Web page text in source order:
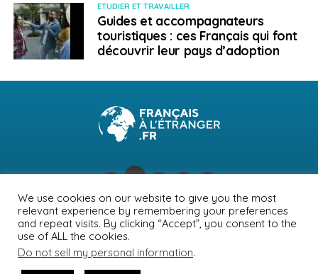
ETUDIER ET TRAVAILLER
Guides et accompagnateurs
touristiques : ces Français qui font
découvrir leur pays d’adoption
NEWSLETTER PUBLICITÉ CONTACTS
MENTIONS LÉGALES
POLITIQUE DE CONFIDENTIALITÉ
We use cookies on our website to give you the most
relevant experience by remembering your preferences
and repeat visits. By clicking “Accept”, you consent to the
use of ALL the cookies.
Do not sell my personal information.